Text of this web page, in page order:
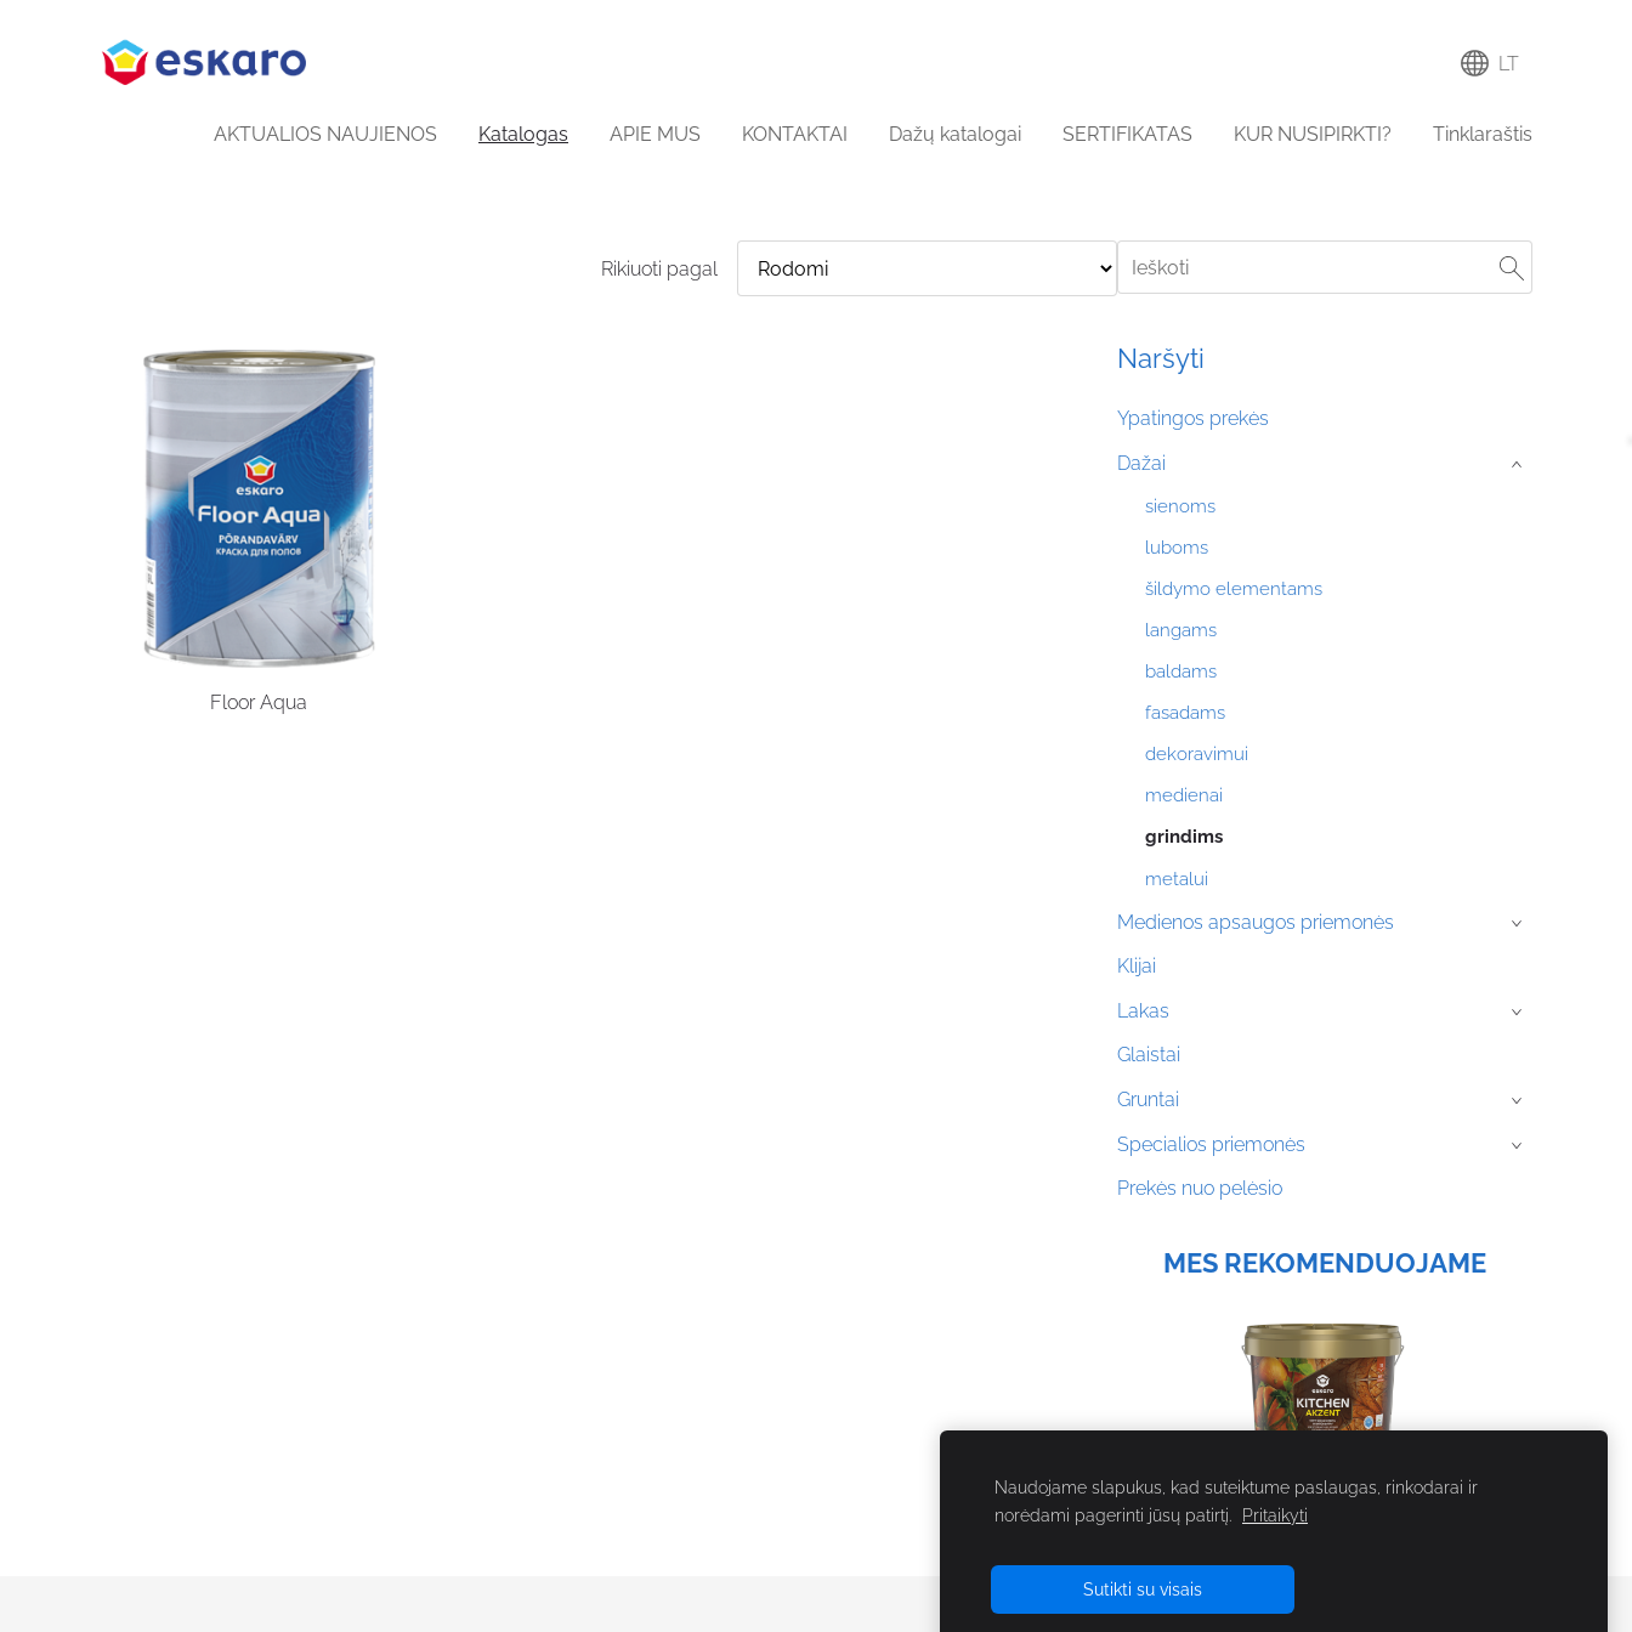
AKTUALIOS NAUJIENOS Katalogas APIE MUS KONTAKTAI Dažų katalogai SERTIFIKATAS KUR NUSIPIRKTI? Tinklaraštis
LT
Naršyti
Ypatingos prekės
Dažai
sienoms
luboms
šildymo elementams
langams
baldams
fasadams
dekoravimui
medienai
grindims
metalui
›
Medienos apsaugos priemonės ›
Klijai
Lakas
›
Glaistai
Gruntai
›
Specialios priemonės ›
Prekės nuo pelėsio
MES REKOMENDUOJAME
Rikiuoti pagal
Floor Aqua
Naudojame slapukus, kad suteiktume paslaugas, rinkodarai ir
norėdami pagerinti jūsų patirtį.
Pritaikyti
Sutikti su visais